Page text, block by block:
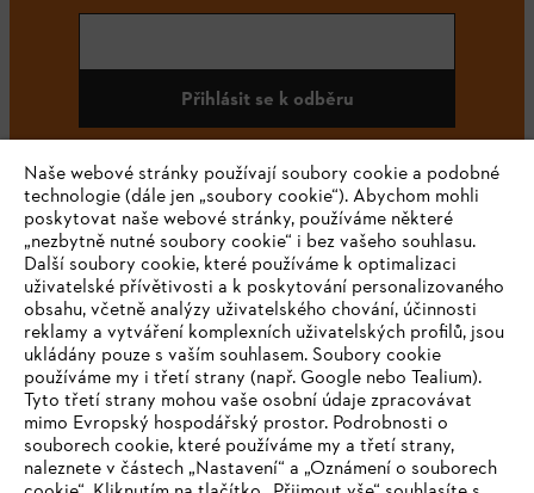
Přihlásit se k odběru
#STIHL
Společnost
Naše webové stránky používají soubory cookie a podobné
technologie (dále jen „soubory cookie“). Abychom mohli
poskytovat naše webové stránky, používáme některé
„nezbytně nutné soubory cookie“ i bez vašeho souhlasu.
Další soubory cookie, které používáme k optimalizaci
uživatelské přívětivosti a k poskytování personalizovaného
obsahu, včetně analýzy uživatelského chování, účinnosti
reklamy a vytváření komplexních uživatelských profilů, jsou
ukládány pouze s vaším souhlasem. Soubory cookie
používáme my i třetí strany (např. Google nebo Tealium).
Tyto třetí strany mohou vaše osobní údaje zpracovávat
mimo Evropský hospodářský prostor. Podrobnosti o
souborech cookie, které používáme my a třetí strany,
naleznete v částech „Nastavení“ a „Oznámení o souborech